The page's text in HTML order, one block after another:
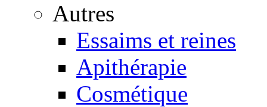
Autres
Essaims et reines
Apithérapie
Cosmétique